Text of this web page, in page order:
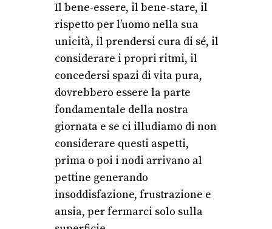
Il bene-essere, il bene-stare, il
rispetto per l’uomo nella sua
unicità, il prendersi cura di sé, il
considerare i propri ritmi, il
concedersi spazi di vita pura,
dovrebbero essere la parte
fondamentale della nostra
giornata e se ci illudiamo di non
considerare questi aspetti,
prima o poi i nodi arrivano al
pettine generando
insoddisfazione, frustrazione e
ansia, per fermarci solo sulla